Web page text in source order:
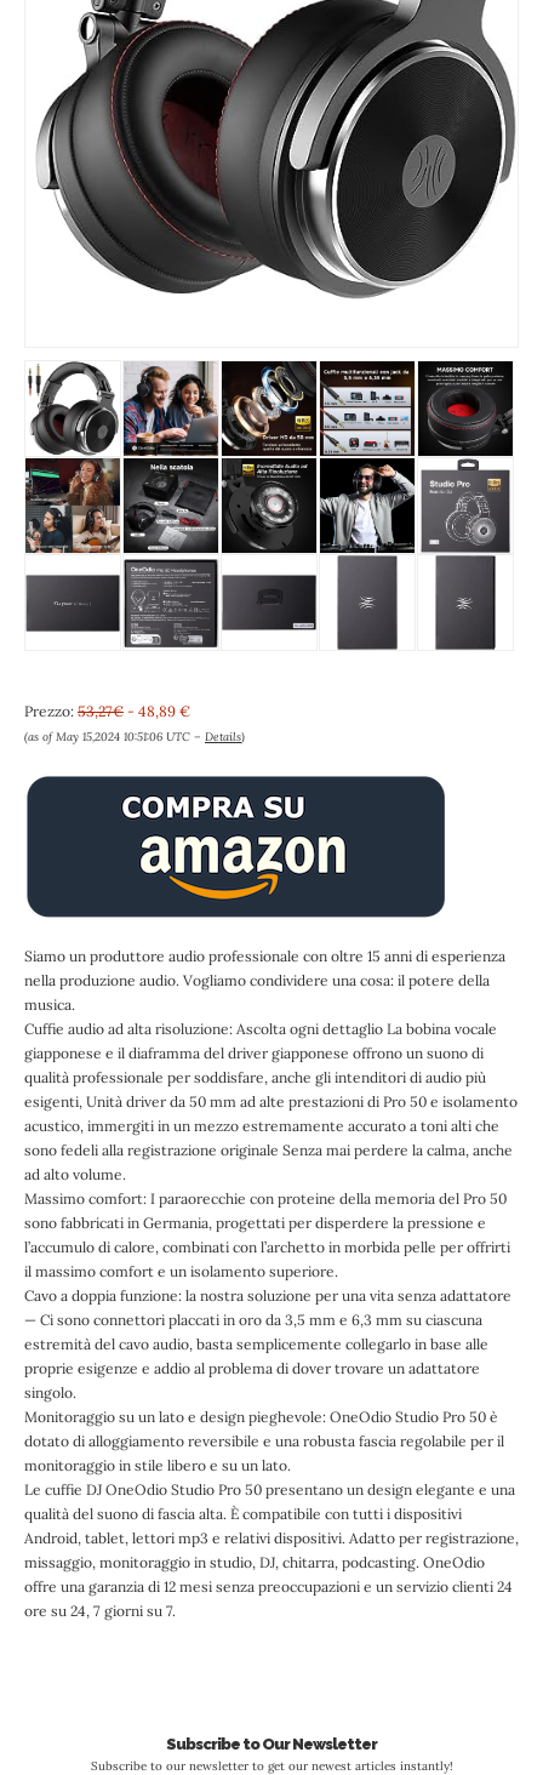
Prezzo: 53,27€ - 48,89 €
(as of May 15,2024 10:51:06 UTC – Details)
Siamo un produttore audio professionale con oltre 15 anni di esperienza
nella produzione audio. Vogliamo condividere una cosa: il potere della
musica.
Cuffie audio ad alta risoluzione: Ascolta ogni dettaglio La bobina vocale
giapponese e il diaframma del driver giapponese offrono un suono di
qualità professionale per soddisfare, anche gli intenditori di audio più
esigenti, Unità driver da 50 mm ad alte prestazioni di Pro 50 e isolamento
acustico, immergiti in un mezzo estremamente accurato a toni alti che
sono fedeli alla registrazione originale Senza mai perdere la calma, anche
ad alto volume.
Massimo comfort: I paraorecchie con proteine della memoria del Pro 50
sono fabbricati in Germania, progettati per disperdere la pressione e
l’accumulo di calore, combinati con l’archetto in morbida pelle per offrirti
il massimo comfort e un isolamento superiore.
Cavo a doppia funzione: la nostra soluzione per una vita senza adattatore
— Ci sono connettori placcati in oro da 3,5 mm e 6,3 mm su ciascuna
estremità del cavo audio, basta semplicemente collegarlo in base alle
proprie esigenze e addio al problema di dover trovare un adattatore
singolo.
Monitoraggio su un lato e design pieghevole: OneOdio Studio Pro 50 è
dotato di alloggiamento reversibile e una robusta fascia regolabile per il
monitoraggio in stile libero e su un lato.
Le cuffie DJ OneOdio Studio Pro 50 presentano un design elegante e una
qualità del suono di fascia alta. È compatibile con tutti i dispositivi
Android, tablet, lettori mp3 e relativi dispositivi. Adatto per registrazione,
missaggio, monitoraggio in studio, DJ, chitarra, podcasting. OneOdio
offre una garanzia di 12 mesi senza preoccupazioni e un servizio clienti 24
ore su 24, 7 giorni su 7.
Subscribe to Our Newsletter
Subscribe to our newsletter to get our newest articles instantly!